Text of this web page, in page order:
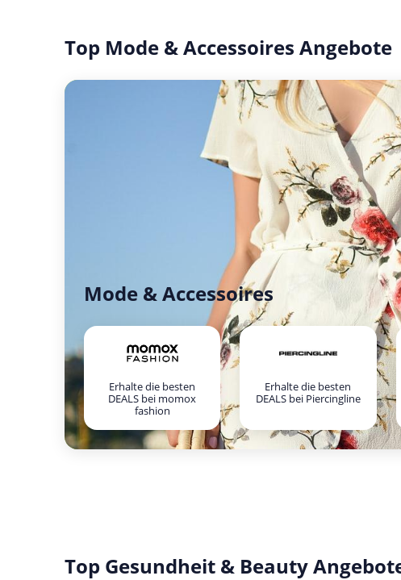
Top Mode & Accessoires Angebote
Mode & Accessoires
Erhalte die besten
DEALS bei momox
fashion
Erhalte die besten
DEALS bei Piercingline
Top Gesundheit & Beauty